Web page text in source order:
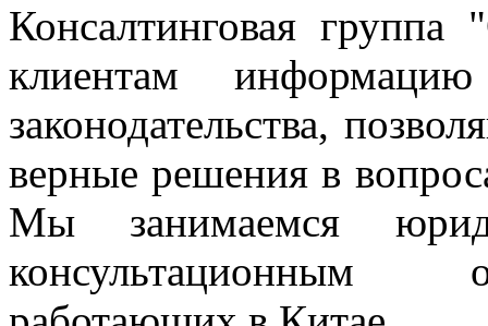
Консалтинговая
клиентам
законодательства,
верные решения в
Мы занимаемся
консультационным